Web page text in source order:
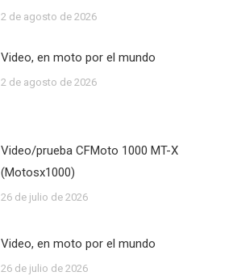
2 de agosto de 2026
Video, en moto por el mundo
2 de agosto de 2026
Video/prueba CFMoto 1000 MT-X
(Motosx1000)
26 de julio de 2026
Video, en moto por el mundo
26 de julio de 2026